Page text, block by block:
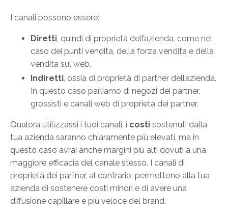
I canali possono essere:
Diretti , quindi di proprietà dell’azienda, come nel
caso dei punti vendita, della forza vendita e della
vendita sul web.
Indiretti , ossia di proprietà di partner dell’azienda.
In questo caso parliamo di negozi dei partner,
grossisti e canali web di proprietà dei partner.
Qualora utilizzassi i tuoi canali, i costi sostenuti dalla
tua azienda saranno chiaramente più elevati, ma in
questo caso avrai anche margini più alti dovuti a una
maggiore efficacia del canale stesso. I canali di
proprietà dei partner, al contrario, permettono alla tua
azienda di sostenere costi minori e di avere una
diffusione capillare e più veloce del brand.